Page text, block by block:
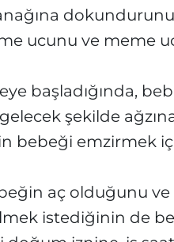
ucunu ve meme
başladığında,
şekilde
bebeği emzirmek
aç olduğunu
istediğinin de